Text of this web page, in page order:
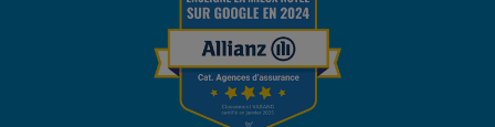
Garantie des accidents de la vie